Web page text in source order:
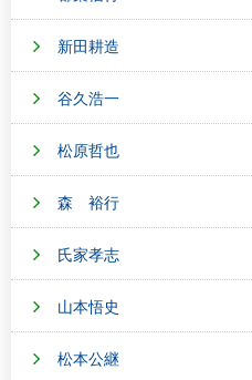
新田耕造
谷久浩一
松原哲也
森 裕行
氏家孝志
山本悟史
松本公継